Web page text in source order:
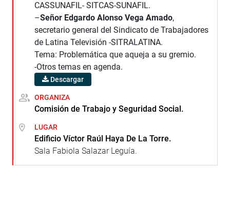
CASSUNAFIL- SITCAS-SUNAFIL.
–Señor Edgardo Alonso Vega Amado,
secretario general del Sindicato de Trabajadores
de Latina Televisión -SITRALATINA.
Tema: Problemática que aqueja a su gremio.
-Otros temas en agenda.
Descargar
ORGANIZA
Comisión de Trabajo y Seguridad Social.
LUGAR
Edificio Víctor Raúl Haya De La Torre.
Sala Fabiola Salazar Leguía.